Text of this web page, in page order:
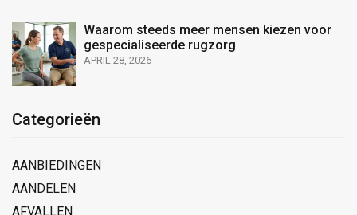
Waarom steeds meer mensen kiezen voor
gespecialiseerde rugzorg
APRIL 28, 2026
Categorieën
AANBIEDINGEN
AANDELEN
AFVALLEN